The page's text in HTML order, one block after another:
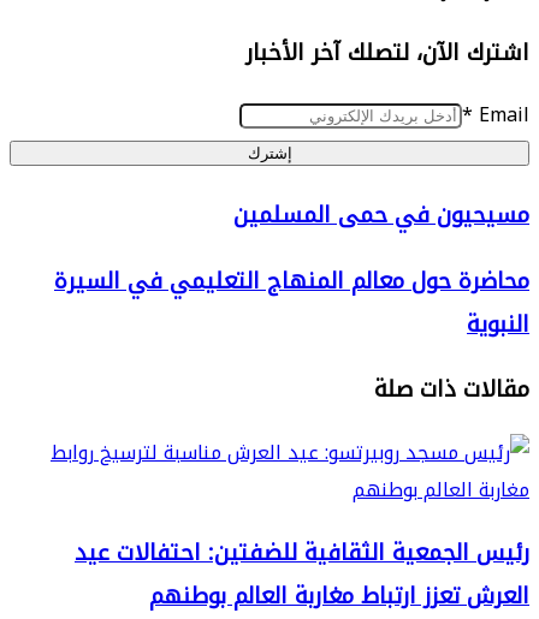
لتصلك آخر الأخبار
في حمى المسلمين
حول معالم المنهاج التعليمي في السيرة
ذات صلة
الثقافية للضفتين: احتفالات عيد
ارتباط مغاربة العالم بوطنهم